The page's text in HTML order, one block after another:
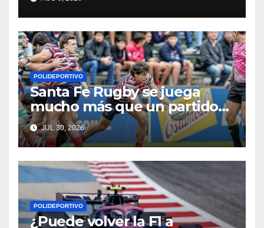
POLIDEPORTIVO
Santa Fe Rugby se juega
mucho más que un partido
en Córdoba
JUL 30, 2026
POLIDEPORTIVO
¿Puede volver la F1 a